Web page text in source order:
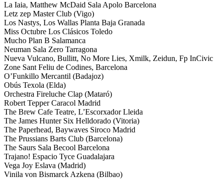
La Iaia, Matthew McDaid Sala Apolo Barcelona
Letz zep Master Club (Vigo)
Los Nastys, Los Wallas Planta Baja Granada
Miss Octubre Los Clásicos Toledo
Mucho Plan B Salamanca
Neuman Sala Zero Tarragona
Nueva Vulcano, Bullitt, No More Lies, Xmilk, Zeidun, Fp InCivic
Zone Sant Feliu de Codines, Barcelona
O’Funkillo Mercantil (Badajoz)
Obús Texola (Elda)
Orchestra Fireluche Clap (Mataró)
Robert Tepper Caracol Madrid
The Brew Cafe Teatre, L’Escorxador Lleida
The James Hunter Six Helldorado (Vitoria)
The Paperhead, Baywaves Siroco Madrid
The Prussians Barts Club (Barcelona)
The Saurs Sala Becool Barcelona
Trajano! Espacio Tyce Guadalajara
Vega Joy Eslava (Madrid)
Vinila von Bismarck Azkena (Bilbao)